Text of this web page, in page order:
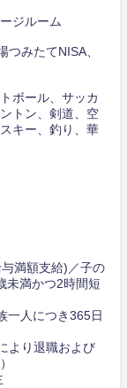
ジルーム
みたてNISA、
ボール、サッカ
トン、剣道、空
キー、釣り、華
満額支給)／子の
未満かつ2時間短
一人につき365日
より退職および